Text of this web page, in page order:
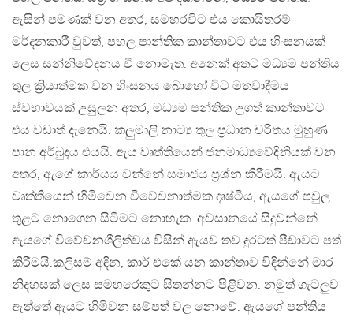
ඇසින් පමණක් වන අතර, සමහරවිට එය කොයිතරම්
මර්දනකාරී වුවත්, පහල පාන්තික කාන්තාවට එය හිංසනයක්
ලෙස සන්නිවේදනය වී නොමැත. අනෙක් අතට මධ්‍යම පන්තිය
තුල ක්‍රියාත්මක වන හිංසනය බොහෝ විට මතවාදීමය
ස්වභාවයක් උසුලන අතර, මධ්‍යම පන්තික උගත් කාන්තාවට
එය වඩාත් දැනෙයි. කලුමාලි නාට්‍ය තුල ප්‍රධාන චරිතය මුහුණ
පාන අර්බුදය එයයි. ඇය වෘත්තියෙන් ජනමාධ්‍යවේදිනියක් වන
අතර, ඇගේ කාර්යය වන්නේ සමාජය ප්‍රශ්න කිරීමයි. ඇයට
වෘත්තියෙන් හිමිවෙන විවේචනාත්මක දෘෂ්ටිය, ඇයගේ පවුල
තුළට නොගෙන සිටීමට නොහැක. අවසානයේ සිදුවන්නේ
ඇයගේ විවේචනශීලිත්වය විසින් ඇයව තව දුරටත් පීඩාවට පත්
කිරීමයි.කලිසම් අඳින, කාර් එකේ යන කාන්තාව විඳින්නේ මාර
නිදහසක් ලෙස සමහරෙකුට සිතන්නට පිළිවන. නමුත් ගැටලුව
ඇත්තේ ඇයට හිමිවන සම්පත් වල නොවේ. ඇයගේ පන්තිය